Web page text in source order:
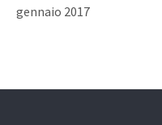
gennaio 2017